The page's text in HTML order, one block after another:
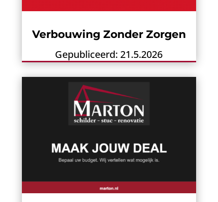
Verbouwing Zonder Zorgen
Gepubliceerd: 21.5.2026